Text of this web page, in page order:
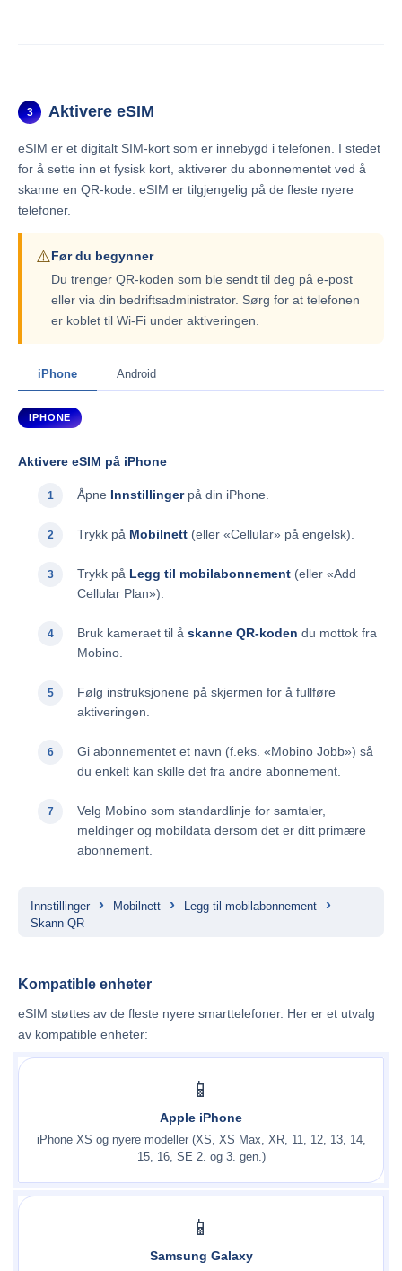
3 Aktivere eSIM
eSIM er et digitalt SIM-kort som er innebygd i telefonen. I stedet
for å sette inn et fysisk kort, aktiverer du abonnementet ved å
skanne en QR-kode. eSIM er tilgjengelig på de fleste nyere
telefoner.
⚠️Før du begynner
Du trenger QR-koden som ble sendt til deg på e-post
eller via din bedriftsadministrator. Sørg for at telefonen
er koblet til Wi-Fi under aktiveringen.
iPhone Android
IPHONE
Aktivere eSIM på iPhone
Åpne Innstillingerpå din iPhone.
Trykk på Mobilnett (eller «Cellular» på engelsk).
Trykk på Legg til mobilabonnement (eller «Add
Cellular Plan»).
Bruk kameraet til å skanne QR-koden du mottok fra
Mobino.
Følg instruksjonene på skjermen for å fullføre
aktiveringen.
Gi abonnementet et navn (f.eks. «Mobino Jobb») så
du enkelt kan skille det fra andre abonnement.
Velg Mobino som standardlinje for samtaler,
meldinger og mobildata dersom det er ditt primære
abonnement.
Innstillinger › Mobilnett › Legg til mobilabonnement ›
Skann QR
Kompatible enheter
eSIM støttes av de fleste nyere smarttelefoner. Her er et utvalg
av kompatible enheter:
📱
Apple iPhone
iPhone XS og nyere modeller (XS, XS Max, XR, 11, 12, 13, 14,
15, 16, SE 2. og 3. gen.)
📱
Samsung Galaxy